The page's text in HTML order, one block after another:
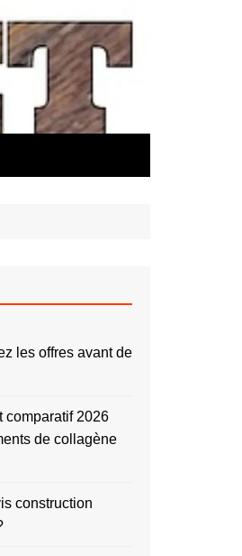
les offres avant de
comparatif 2026
de collagène
construction